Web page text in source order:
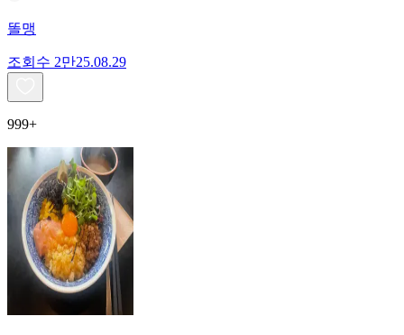
똘맹
조회수 2만25.08.29
999+